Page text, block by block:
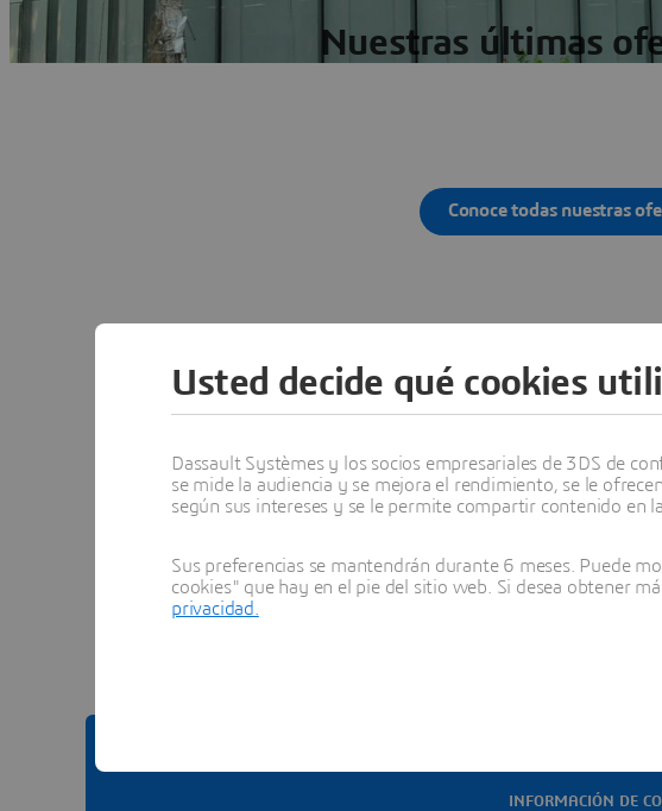
Nuestras últimas
Conoce todas nuestras
Otras
Ver todas las oficinas
INFORMACIÓN DE
Usted decide qué cookies
Dassault Systèmes y los socios empresariales de 3DS de
se mide la audiencia y se mejora el rendimiento, se le
según sus intereses y se le permite compartir contenido en
Sus preferencias se mantendrán durante 6 meses. Puede
cookies" que hay en el pie del sitio web. Si desea obtener
privacidad.